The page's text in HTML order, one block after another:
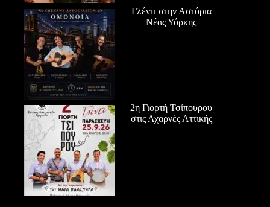
Γλέντι στην Αστόρια
Νέας Υόρκης
2η Γιορτή Τσίπουρου
στις Αχαρνές Αττικής